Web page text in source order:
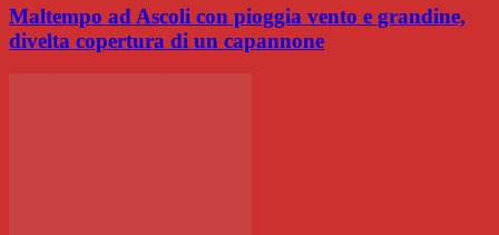
Maltempo ad Ascoli con pioggia vento e grandine,
divelta copertura di un capannone